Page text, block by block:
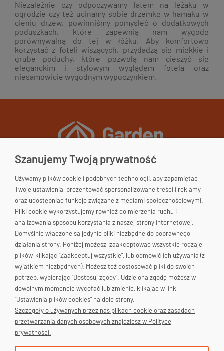
Niezależnie czy odpoczywamy latem na leżaku w
ogrodzie czy też ucinamy sobie drzemkę w hamaku w
cieniu drzew, powinniśmy pomyśleć o dodatkowych
poduszkach, które zapewnią nam wygodę
porównywalną do tej w łóżku. Aby komfortowo
korzystać z foteli wiszących, przydadzą się miękkie i
grube poduchy, które pozwolą nam cieszyć się
eleganckim i stylowym wyglądem fotela oraz
niesamowicie wygodnym wypoczynkiem.
Garden&Home
33-200 Dąbrowa Tarnowska
woj. małopolskie
Polska
663-176-665
biuro@gardenhome.pl
Pomoc
Moje konto
Szanujemy Twoją prywatność
Używamy plików cookie i podobnych technologii, aby zapamiętać
Twoje ustawienia, prezentować spersonalizowane treści i reklamy
oraz udostępniać funkcje związane z mediami społecznościowymi.
Pliki cookie wykorzystujemy również do mierzenia ruchu i
analizowania sposobu korzystania z naszej strony internetowej.
Domyślnie włączone są jedynie pliki niezbędne do poprawnego
działania strony. Poniżej możesz zaakceptować wszystkie rodzaje
plików, klikając “Zaakceptuj wszystkie”, lub odmówić ich używania (z
wyjątkiem niezbędnych). Możesz też dostosować pliki do swoich
potrzeb, wybierając “Dostosuj zgody”. Udzieloną zgodę możesz w
dowolnym momencie wycofać lub zmienić, klikając w link
“Ustawienia plików cookies” na dole strony.
Szczegóły o używanych przez nas plikach cookie oraz zasadach
przetwarzania danych osobowych znajdziesz w Polityce
prywatności.